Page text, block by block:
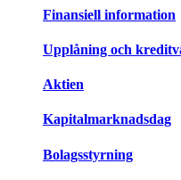
Finansiell information
Upplåning och
Aktien
Kapitalmarknadsdag
Bolagsstyrning